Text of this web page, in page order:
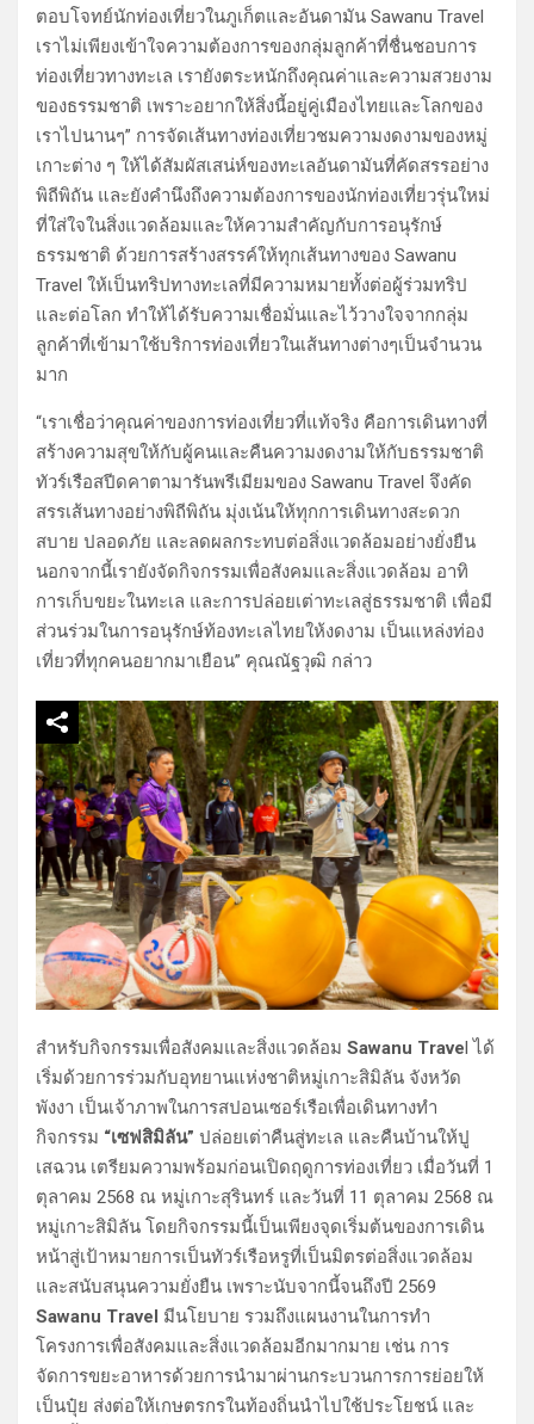
ตอบโจทย์นักท่องเที่ยวในภูเก็ตและอันดามัน Sawanu Travel
เราไม่เพียงเข้าใจความต้องการของกลุ่มลูกค้าที่ชื่นชอบการ
ท่องเที่ยวทางทะเล เรายังตระหนักถึงคุณค่าและความสวยงาม
ของธรรมชาติ เพราะอยากให้สิ่งนี้อยู่คู่เมืองไทยและโลกของ
เราไปนานๆ” การจัดเส้นทางท่องเที่ยวชมความงดงามของหมู่
เกาะต่าง ๆ ให้ได้สัมผัสเสน่ห์ของทะเลอันดามันที่คัดสรรอย่าง
พิถีพิถัน และยังคำนึงถึงความต้องการของนักท่องเที่ยวรุ่นใหม่
ที่ใส่ใจในสิ่งแวดล้อมและให้ความสำคัญกับการอนุรักษ์
ธรรมชาติ ด้วยการสร้างสรรค์ให้ทุกเส้นทางของ Sawanu
Travel ให้เป็นทริปทางทะเลที่มีความหมายทั้งต่อผู้ร่วมทริป
และต่อโลก ทำให้ได้รับความเชื่อมั่นและไว้วางใจจากกลุ่ม
ลูกค้าที่เข้ามาใช้บริการท่องเที่ยวในเส้นทางต่างๆเป็นจำนวน
มาก
“เราเชื่อว่าคุณค่าของการท่องเที่ยวที่แท้จริง คือการเดินทางที่
สร้างความสุขให้กับผู้คนและคืนความงดงามให้กับธรรมชาติ
ทัวร์เรือสปีดคาตามารันพรีเมียมของ Sawanu Travel จึงคัด
สรรเส้นทางอย่างพิถีพิถัน มุ่งเน้นให้ทุกการเดินทางสะดวก
สบาย ปลอดภัย และลดผลกระทบต่อสิ่งแวดล้อมอย่างยั่งยืน
นอกจากนี้เรายังจัดกิจกรรมเพื่อสังคมและสิ่งแวดล้อม อาทิ
การเก็บขยะในทะเล และการปล่อยเต่าทะเลสู่ธรรมชาติ เพื่อมี
ส่วนร่วมในการอนุรักษ์ท้องทะเลไทยให้งดงาม เป็นแหล่งท่อง
เที่ยวที่ทุกคนอยากมาเยือน” คุณณัฐวุฒิ กล่าว
สำหรับกิจกรรมเพื่อสังคมและสิ่งแวดล้อม Sawanu Travel ได้
เริ่มด้วยการร่วมกับอุทยานแห่งชาติหมู่เกาะสิมิลัน จังหวัด
พังงา เป็นเจ้าภาพในการสปอนเซอร์เรือเพื่อเดินทางทำ
กิจกรรม “เซฟสิมิลัน” ปล่อยเต่าคืนสู่ทะเล และคืนบ้านให้ปู
เสฉวน เตรียมความพร้อมก่อนเปิดฤดูการท่องเที่ยว เมื่อวันที่ 1
ตุลาคม 2568 ณ หมู่เกาะสุรินทร์ และวันที่ 11 ตุลาคม 2568 ณ
หมู่เกาะสิมิลัน โดยกิจกรรมนี้เป็นเพียงจุดเริ่มต้นของการเดิน
หน้าสู่เป้าหมายการเป็นทัวร์เรือหรูที่เป็นมิตรต่อสิ่งแวดล้อม
และสนับสนุนความยั่งยืน เพราะนับจากนี้จนถึงปี 2569
Sawanu Travel มีนโยบาย รวมถึงแผนงานในการทำ
โครงการเพื่อสังคมและสิ่งแวดล้อมอีกมากมาย เช่น การ
จัดการขยะอาหารด้วยการนำมาผ่านกระบวนการการย่อยให้
เป็นปุ๋ย ส่งต่อให้เกษตรกรในท้องถิ่นนำไปใช้ประโยชน์ และ